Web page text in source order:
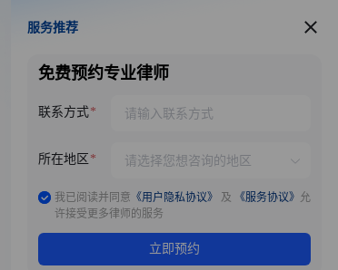
服务推荐
服务推荐
免费预约专业律师
联系方式
所在地区
我已阅读并同意 《用户隐私协议》 及 《服务协议》 允
许接受更多律师的服务
立即预约